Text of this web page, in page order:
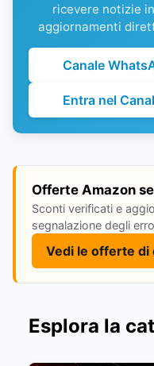
ricevere notizie
aggiornamenti
Canale
Entra nel
Offerte Amazon
Sconti verificati e
segnalazione degli
Vedi le offerte di
Esplora la